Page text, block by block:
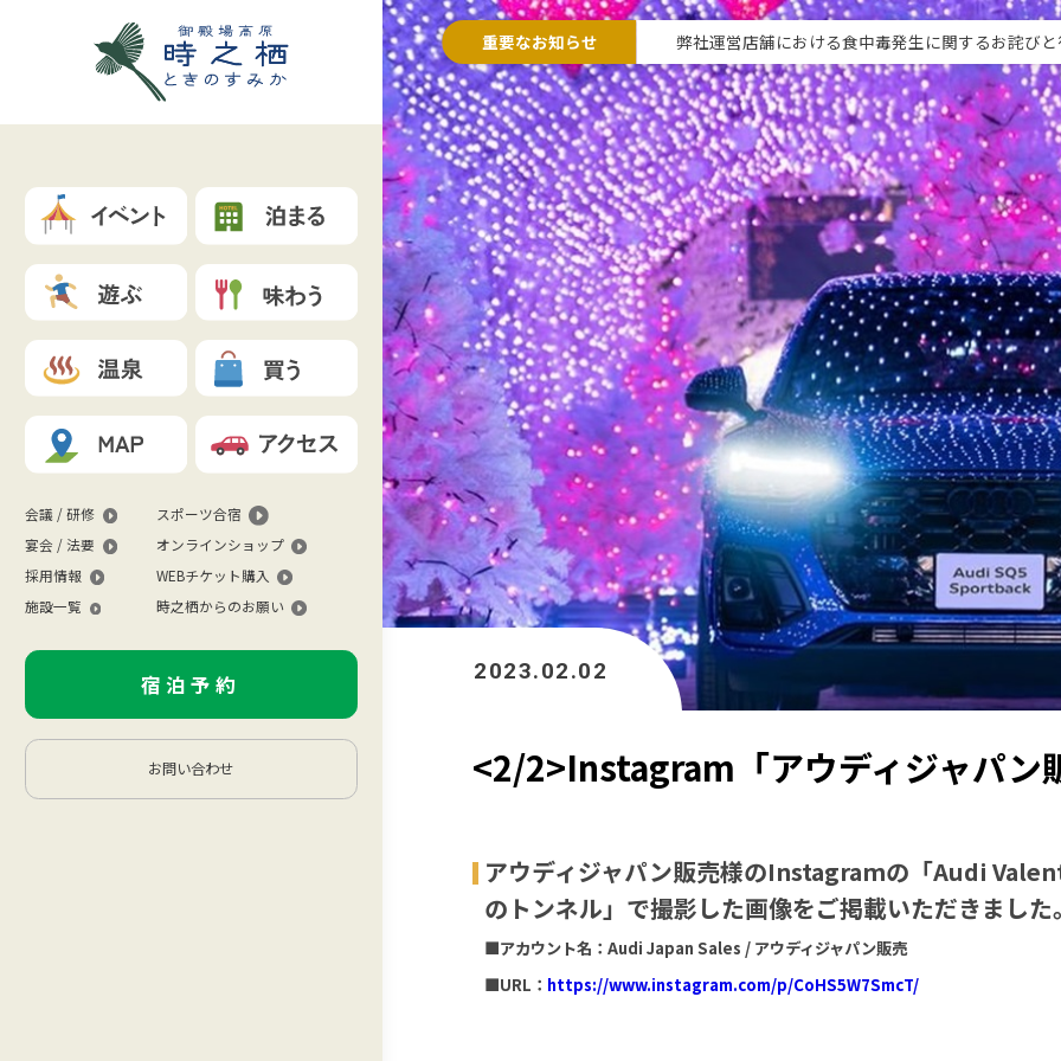
会議 / 研修
スポーツ合宿
宴会 / 法要
オンラインショップ
採用情報
WEBチケット購入
施設一覧
時之栖からのお願い
宿泊予約
お問い合わせ
重要なお知らせ 弊社運営店舗における食中毒発生に関するお詫び
2023.02.02
<2/2>Instagram「アウディジャパン
アウディジャパン販売様のInstagramの「Audi
のトンネル」で撮影した画像をご掲載いただきました
■アカウント名：Audi Japan Sales / アウディジャパン販売
■URL： https://www.instagram.com/p/CoHS5W7SmcT/